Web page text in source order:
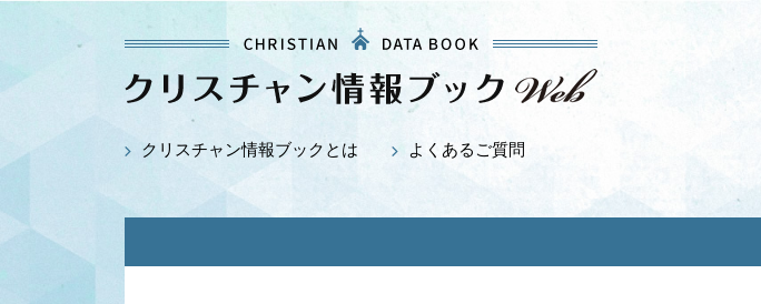
クリスチャン情報ブックとは よくあるご質問